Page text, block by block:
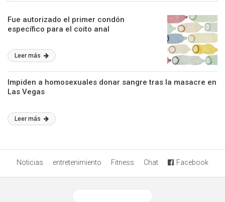
Fue autorizado el primer condón
específico para el coito anal
Leer más
Impiden a homosexuales donar sangre tras la masacre en
Las Vegas
Leer más
Noticias entretenimiento Fitness Chat Facebook